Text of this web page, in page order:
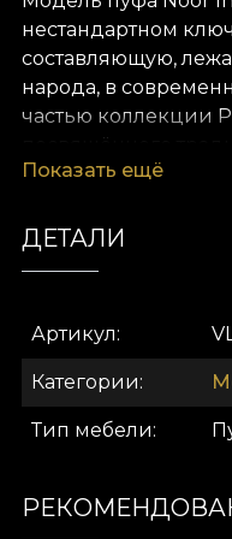
нестандартном
составляющую,
народа, в
частью коллекции
посвящённого
наследию, пуф
церквей и икон
Ключ к
Модель пуфа Bona
насыщенным
ощупь. Благодаря
функциональностью
Показать ещё
ДЕТАЛИ
Артикул
Категории
Тип мебели